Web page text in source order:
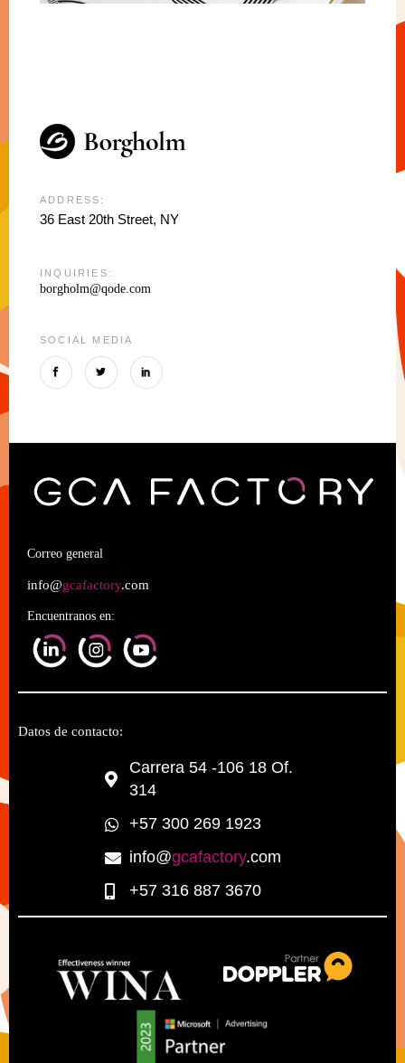
ADDRESS:
36 East 20th Street, NY
INQUIRIES:
borgholm@qode.com
SOCIAL MEDIA
Correo general
info@gcafactory.com
Encuentranos en:
Datos de contacto:
Carrera 54 -106 18 Of.
314
+57 300 269 1923
info@gcafactory.com
+57 316 887 3670